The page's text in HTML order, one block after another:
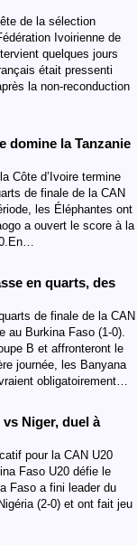
de la sélection
Ivoirienne de
quelques jours
était pressenti
la non-reconduction
domine la Tanzanie
Côte d’Ivoire termine
de finale de la CAN
les Éléphantes ont
a ouvert le score à la
en quarts, des
de finale de la CAN
au Burkina Faso (1-0).
B et affronteront le
journée, les Banyana
obligatoirement…
Niger, duel à
pour la CAN U20
Faso U20 défie le
Faso a fini leader du
(2-0) et ont fait jeu